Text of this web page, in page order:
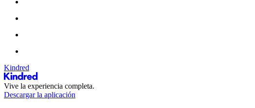
Kindred
Vive la experiencia completa.
Descargar la aplicación